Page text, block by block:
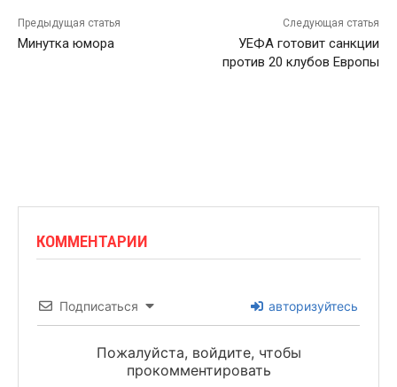
Предыдущая статья
Минутка юмора
Следующая статья
УЕФА готовит санкции
против 20 клубов Европы
КОММЕНТАРИИ
Подписаться авторизуйтесь
Пожалуйста, войдите, чтобы
прокомментировать